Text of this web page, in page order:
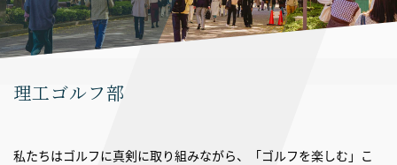
理工ゴルフ部
私たちはゴルフに真剣に取り組みながら、「ゴルフを楽しむ」こ